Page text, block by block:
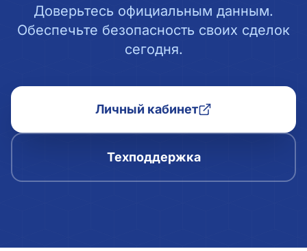
Доверьтесь официальным данным.
Обеспечьте безопасность своих сделок
сегодня.
Личный кабинет
Техподдержка